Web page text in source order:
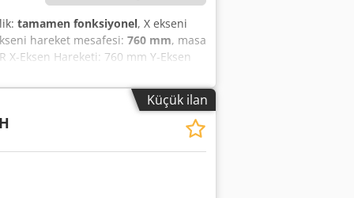
tamamen fonksiyonel, X ekseni
hareket mesafesi: 760 mm, masa
X-Eksen Hareketi: 760 mm Y-Eksen
50 ila 810 mm İğ Ucu -
Taşıma Kapasitesi: 500 kg
Aralığı: kademesiz Konik Yuva: NT
İlerlemesi (X/Y/Z): 1 ila 60.000
MAS BT40 Magazin Kapasitesi:
Yuva Boş): 150 mm Maks. Takım
Güç Gereksinimi: 43 kW
ton
Küçük ilan